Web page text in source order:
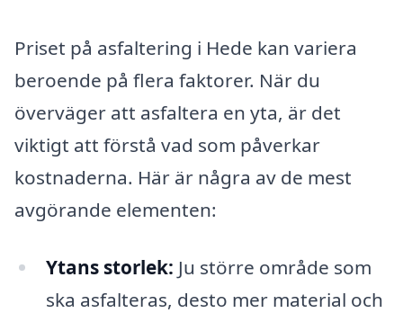
Priset på asfaltering i Hede kan variera
beroende på flera faktorer. När du
överväger att asfaltera en yta, är det
viktigt att förstå vad som påverkar
kostnaderna. Här är några av de mest
avgörande elementen:
Ytans storlek: Ju större område som
ska asfalteras, desto mer material och